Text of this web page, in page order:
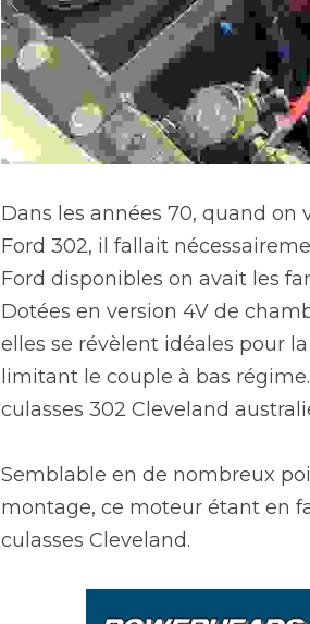
Dans les années 70, quand
Ford 302, il fallait
Ford disponibles on avait les
Dotées en version 4V de
elles se révèlent idéales pour
limitant le couple à bas
culasses 302 Cleveland
Semblable en de nombreux
montage, ce moteur étant en
culasses Cleveland.